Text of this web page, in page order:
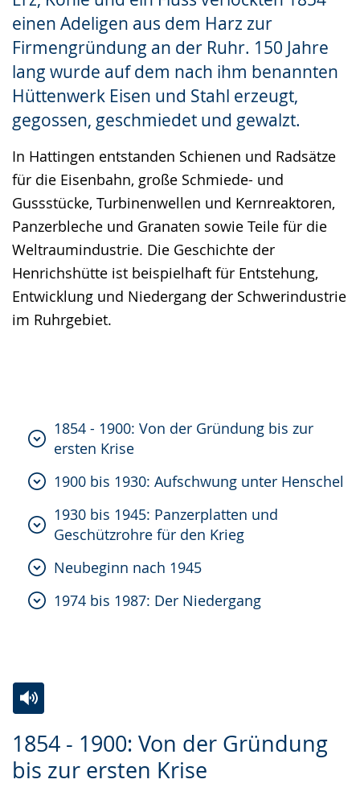
einen Adeligen aus dem Harz zur
Firmengründung an der Ruhr. 150 Jahre
lang wurde auf dem nach ihm benannten
Hüttenwerk Eisen und Stahl erzeugt,
gegossen, geschmiedet und gewalzt.
In Hattingen entstanden Schienen und Radsätze
für die Eisenbahn, große Schmiede- und
Gussstücke, Turbinenwellen und Kernreaktoren,
Panzerbleche und Granaten sowie Teile für die
Weltraumindustrie. Die Geschichte der
Henrichshütte ist beispielhaft für Entstehung,
Entwicklung und Niedergang der Schwerindustrie
im Ruhrgebiet.
Gebärdensprache
wird
angezeigt.
1854 - 1900: Von der Gründung bis zur
ersten Krise
1900 bis 1930: Aufschwung unter Henschel
1930 bis 1945: Panzerplatten und
Geschützrohre für den Krieg
Neubeginn nach 1945
1974 bis 1987: Der Niedergang
1854 - 1900: Von der Gründung
bis zur ersten Krise
Leichten
Sprache
Audio-
Unterstützung.
Video
in